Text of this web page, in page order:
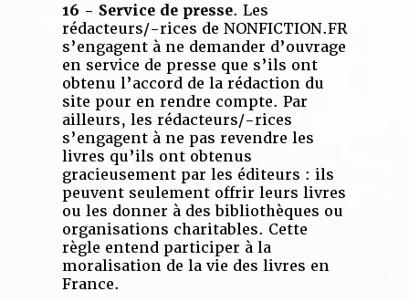
16 - Service de presse. Les
rédacteurs/-rices de NONFICTION.FR
s’engagent à ne demander d’ouvrage
en service de presse que s’ils ont
obtenu l’accord de la rédaction du
site pour en rendre compte. Par
ailleurs, les rédacteurs/-rices
s’engagent à ne pas revendre les
livres qu’ils ont obtenus
gracieusement par les éditeurs : ils
peuvent seulement offrir leurs livres
ou les donner à des bibliothèques ou
organisations charitables. Cette
règle entend participer à la
moralisation de la vie des livres en
France.